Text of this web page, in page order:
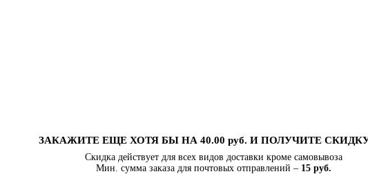
ЗАКАЖИТЕ ЕЩЕ ХОТЯ БЫ НА 40.00 руб. И ПОЛУЧИТЕ
Скидка действует для всех видов доставки кроме самовывоза
Мин. сумма заказа для почтовых отправлений – 15 руб.